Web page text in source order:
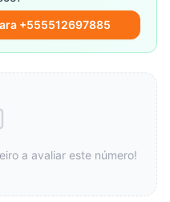
+555512697885
a avaliar este número!